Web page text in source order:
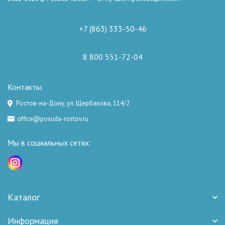
+7 (863) 333-50-46
8 800 551-72-04
Контакты:
Ростов-на-Дону, ул. Щербакова, 114/2
office@posuda-rostov.ru
Мы в социальных сетях:
Каталог
Информация